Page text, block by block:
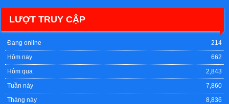
LƯỢT TRUY CẬP
Đang online
214
Hôm nay
662
Hôm qua
2,843
Tuần này
7,860
Tháng này
8,836